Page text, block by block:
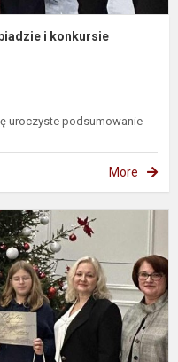
i konkursie
uroczyste podsumowanie
More